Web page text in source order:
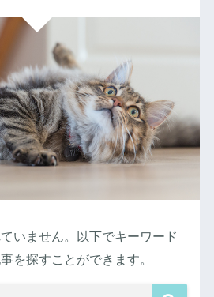
いません。以下でキーワード
を探すことができます。